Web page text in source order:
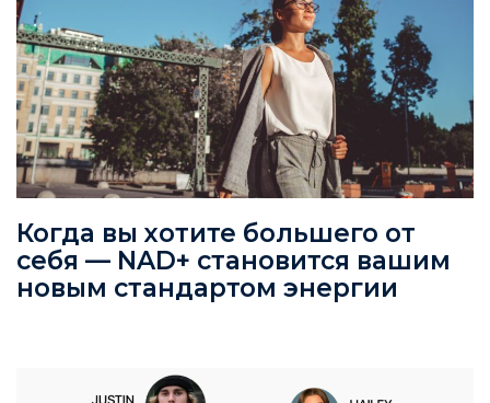
Когда вы хотите большего от
себя — NAD+ становится вашим
новым стандартом энергии